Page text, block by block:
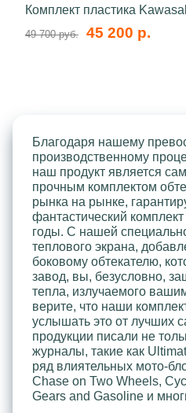
Комплект пластика
49 700 руб. 45 200 р.
Благодаря нашему
производственному
наш продукт является
прочным комплектом
рынка на рынке,
фантастический
годы. С нашей
теплового экрана,
боковому обтекателю,
завод, вы, безусловно,
тепла, излучаемого
верите, что наши
услышать это от лучших
продукции писали не
журналы, такие как
ряд влиятельных мото-
Chase on Two Wheels,
Gears and Gasoline и